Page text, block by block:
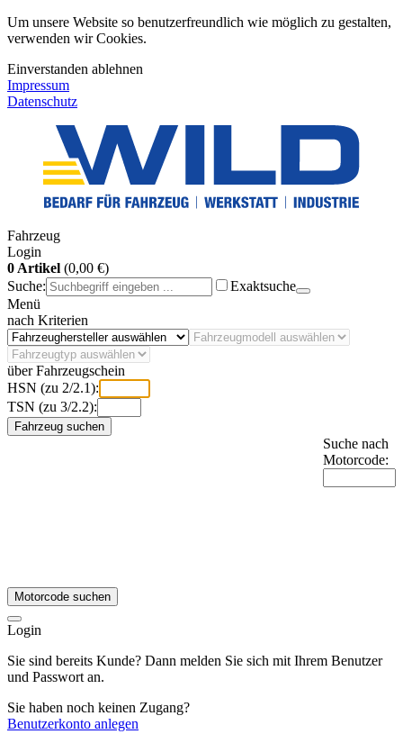
Um unsere Website so benutzerfreundlich wie möglich zu gestalten,
verwenden wir Cookies.
Einverstanden ablehnen
Impressum
Datenschutz
Fahrzeug
Login
0 Artikel (0,00 €)
Suche:
Exaktsuche
Menü
nach Kriterien
über Fahrzeugschein
HSN (zu 2/2.1):
TSN (zu 3/2.2):
Fahrzeug suchen
Suche nach
Motorcode:
Motorcode suchen
Login
Sie sind bereits Kunde? Dann melden Sie sich mit Ihrem Benutzer
und Passwort an.
Sie haben noch keinen Zugang?
Benutzerkonto anlegen